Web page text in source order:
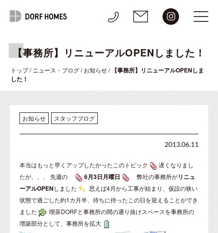
【事務所】リニューアルOPENしました！
トップ/ ニュース・ブログ/お知らせ/ 【事務所】リニューアルOPENしま
した！
お知らせ スタッフブログ
2013.06.11
本当はもっと早くアップしたかったこのトピック
遅くなりまし
たが、、、 先週の
6月3日月曜日 弊社の事務所がリニュ
ーアルOPENしました
思えば4月から工事が始まり、仮設の狭い
状態で過ごした約1カ月半、待ちに待ったこの日を迎えることができ
ました
喫茶DORFと事務所の間の通り抜けスペースを事務所の
増築部分として、事務所を拡大